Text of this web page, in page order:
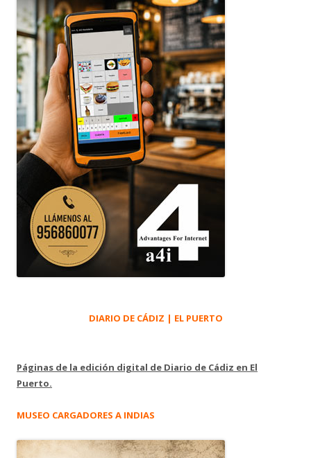
DIARIO DE CÁDIZ | EL PUERTO
Páginas de la edición digital de Diario de Cádiz en El
Puerto.
MUSEO CARGADORES A INDIAS